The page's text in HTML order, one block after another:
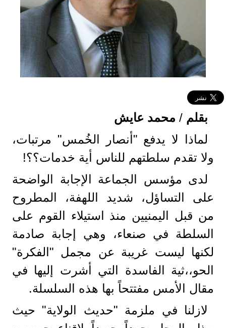
بقلم / محمد عايش
لماذا لا يدفع "أنصار الخُمس" مرتبات،
ولا تقدم سلطتهم للناس أية خدمات؟؟!
لدى مؤسس الجماعة الإجابة الواضحة
على التساؤل، شديد اللهفة، المطروح
من قبل اليمنيين منذ استيلاء القوم على
السلطة في صنعاء، وهي إجابة صادمة
لكنها ليست غريبة عن مجمل "الفكرة"
الحو،،ثية الفاسدة التي أشرت إليها في
مقال الأمس مفتتحاً بها هذه السلسلة.
لازلنا في ملزمة "حديث الولاية" حيث